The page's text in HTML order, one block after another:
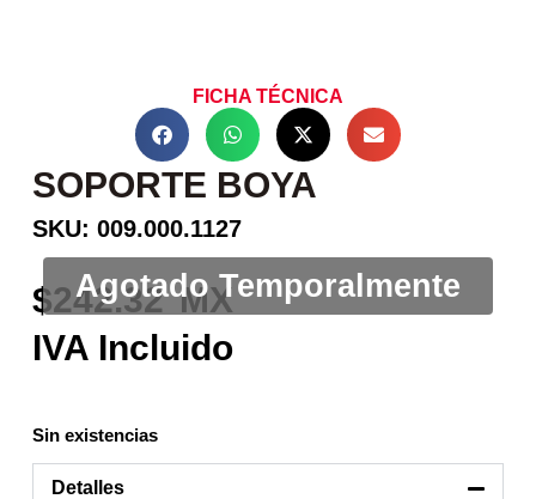
FICHA TÉCNICA
SOPORTE BOYA
SKU: 009.000.1127
242.32
Sin existencias
Detalles